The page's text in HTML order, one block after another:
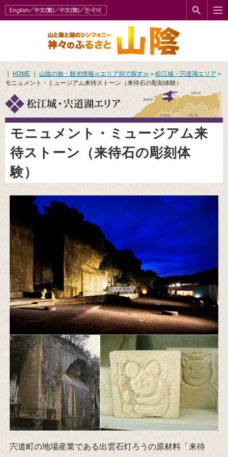
HOME 山陰の旅・観光情報≪エリア別で探す≫ ＞ 松江城・宍道湖エリア ＞
モニュメント・ミュージアム来待ストーン（来待石の彫刻体験）
モニュメント・ミュージアム来
待ストーン（来待石の彫刻体
験）
宍道町の地場産業である出雲石灯ろうの原材料「来待